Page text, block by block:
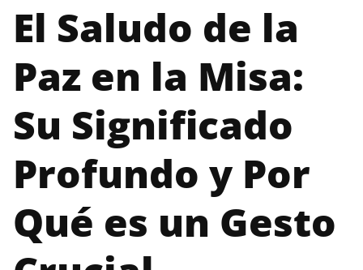
El Saludo de la
Paz en la Misa:
Su Significado
Profundo y Por
Qué es un Gesto